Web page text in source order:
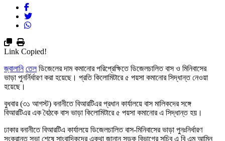
Link Copied!
জ্বালানি তেলডিজেলের দাম কমানোর পরিপ্রেক্ষিতে ডিজেলচালিত বাস ও মিনিবাসের
ভাড়া পুনর্নির্ধারণ করা হয়েছে। প্রতি কিলোমিটারে ৫ পয়সা কমানোর সিদ্ধান্ত নেওয়া
হয়েছে।
বুধবার (৩১ আগস্ট) বনানীতে বিআরটিএর প্রধান কার্যালয়ে বাস মালিকদের সঙ্গে
বিআরটিএর এক বৈঠকে বাস ভাড়া কিলোমিটারে ৫ পয়সা কমানোর এ সিদ্ধান্ত হয়।
ঢাকার বনানীতে বিআরটিএ কার্যালয়ে ডিজেলচালিত বাস-মিনিবাসের ভাড়া পুনঃনির্ধারণ
সংক্রান্ত সভা শেষে সাংবাদিকদের একথা জানান সড়ক বিভাগের সচিব এ বি এম আমিন